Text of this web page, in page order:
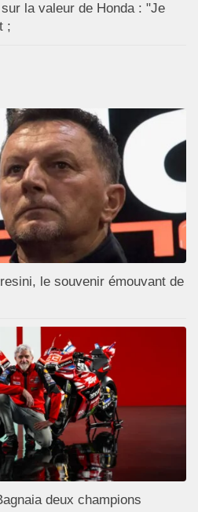
la valeur de Honda : "Je
;
le souvenir émouvant de
deux champions